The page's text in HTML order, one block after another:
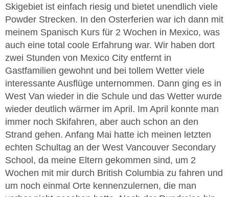
Skigebiet ist einfach riesig und bietet unendlich viele
Powder Strecken. In den Osterferien war ich dann mit
meinem Spanisch Kurs für 2 Wochen in Mexico, was
auch eine total coole Erfahrung war. Wir haben dort
zwei Stunden von Mexico City entfernt in
Gastfamilien gewohnt und bei tollem Wetter viele
interessante Ausflüge unternommen. Dann ging es in
West Van wieder in die Schule und das Wetter wurde
wieder deutlich wärmer im April. Im April konnte man
immer noch Skifahren, aber auch schon an den
Strand gehen. Anfang Mai hatte ich meinen letzten
echten Schultag an der West Vancouver Secondary
School, da meine Eltern gekommen sind, um 2
Wochen mit mir durch British Columbia zu fahren und
um noch einmal Orte kennenzulernen, die man